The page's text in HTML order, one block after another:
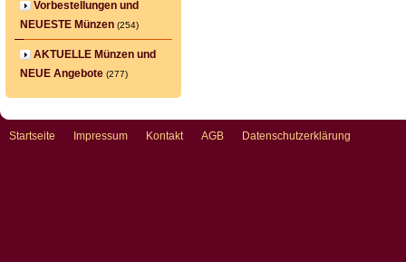
Vorbestellungen und
NEUESTE Münzen (254)
AKTUELLE Münzen und
NEUE Angebote (277)
Startseite Impressum Kontakt AGB Datenschutzerklärung